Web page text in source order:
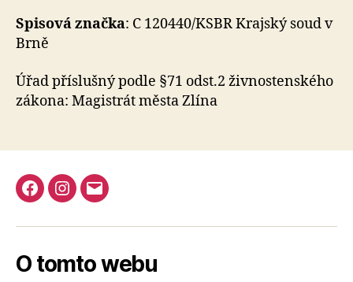
Spisová značka: C 120440/KSBR Krajský soud v
Brně
Úřad příslušný podle §71 odst.2 živnostenského
zákona: Magistrát města Zlína
Facebook
Instagram
E-
O tomto webu